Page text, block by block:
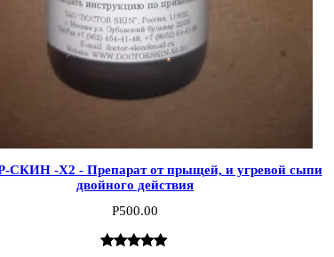
-X2 - Препарат от прыщей, и угревой сыпи
двойного действия
Р500.00